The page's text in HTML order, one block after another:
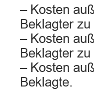
– Kosten
Beklagter zu
– Kosten
Beklagter zu
– Kosten
Beklagte.